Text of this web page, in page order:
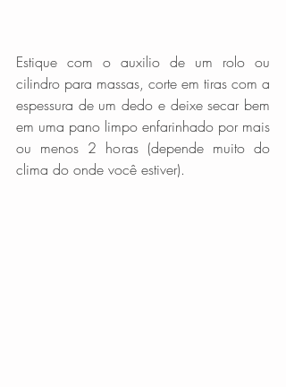
Estique com o auxilio de um rolo ou
cilindro para massas, corte em tiras com a
espessura de um dedo e deixe secar bem
em uma pano limpo enfarinhado por mais
ou menos 2 horas (depende muito do
clima do onde você estiver).